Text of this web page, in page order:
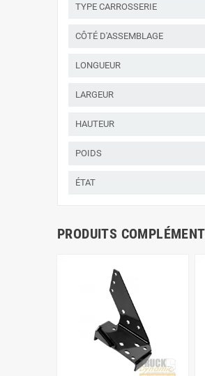
TYPE CARROSSERIE
CÔTÉ D'ASSEMBLAGE
LONGUEUR
LARGEUR
HAUTEUR
POIDS
ÉTAT
PRODUITS